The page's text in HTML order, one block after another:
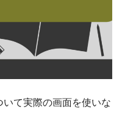
いて実際の画面を使いな